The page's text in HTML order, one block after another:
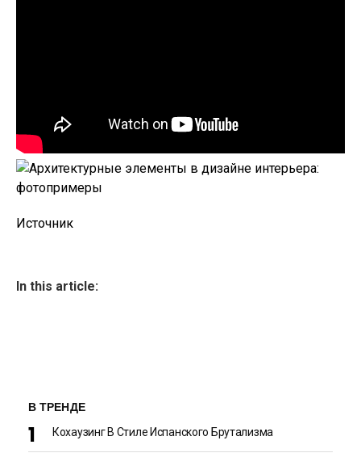
Источник
In this article:
В ТРЕНДЕ
Кохаузинг В Стиле Испанского Брутализма